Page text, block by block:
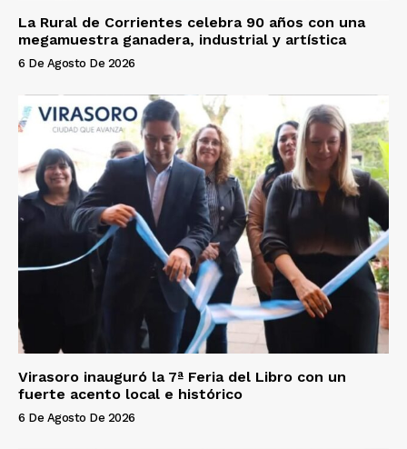
La Rural de Corrientes celebra 90 años con una
megamuestra ganadera, industrial y artística
6 De Agosto De 2026
Virasoro inauguró la 7ª Feria del Libro con un
fuerte acento local e histórico
6 De Agosto De 2026